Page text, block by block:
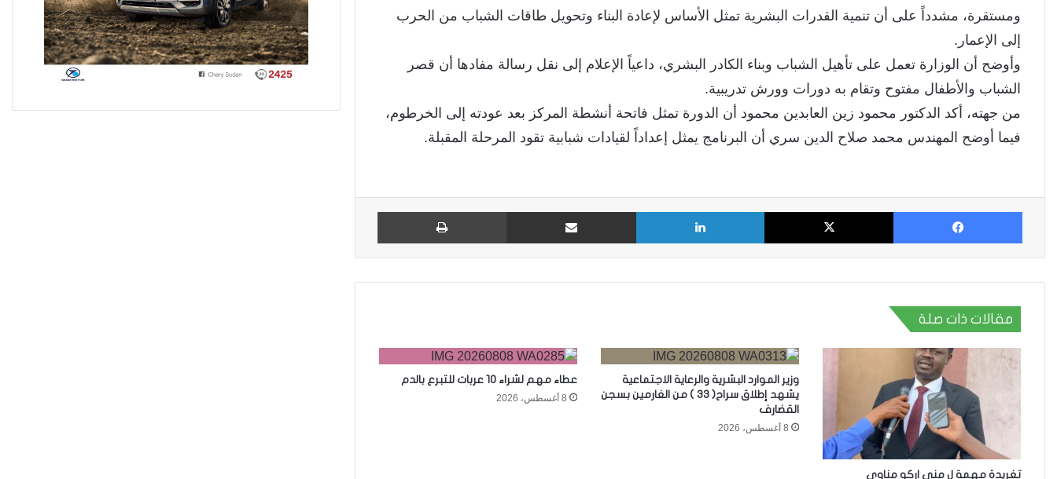
ومستقرة، مشدداً على أن تنمية القدرات البشرية تمثل الأساس لإعادة البناء وتحويل طاقات الشباب من الحرب
إلى الإعمار.
وأوضح أن الوزارة تعمل على تأهيل الشباب وبناء الكادر البشري، داعياً الإعلام إلى نقل رسالة مفادها أن قصر
الشباب والأطفال مفتوح وتقام به دورات وورش تدريبية.
من جهته، أكد الدكتور محمود زين العابدين محمود أن الدورة تمثل فاتحة أنشطة المركز بعد عودته إلى الخرطوم،
فيما أوضح المهندس محمد صلاح الدين سري أن البرنامج يمثل إعداداً لقيادات شبابية تقود المرحلة المقبلة.
فيسبوك X لينكدإن مشاركة عبر البريد طباعة
مقالات ذات صلة
تغريدة مهمة ل مني اركو مناوي
وزير الموارد البشرية والرعاية الاجتماعية
يشهد إطلاق سراح( 33 ) من الغارمين بسجن
القضارف
8 أغسطس، 2026
عطاء مهم لشراء 10 عربات للتبرع بالدم
8 أغسطس، 2026